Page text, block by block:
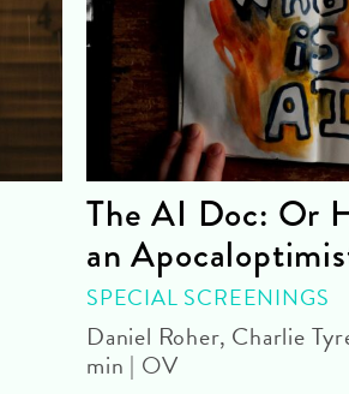
The AI Doc: Or
an
SPECIAL SCREENINGS
Daniel Roher, Charlie
min | OV